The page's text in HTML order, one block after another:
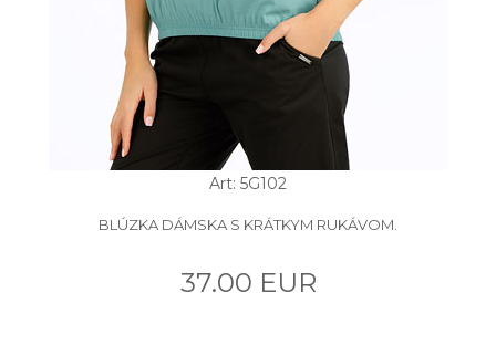
Art: 5G102
BLÚZKA DÁMSKA S KRÁTKYM RUKÁVOM.
37.00 EUR